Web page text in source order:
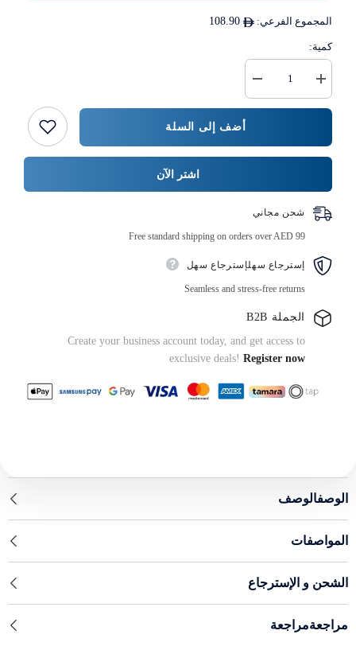
المجموع الفرعي: 108.90
كمية:
كمية
{{
المنتج
زيادة
كمية
وعاء
12
قطعة
أضف إلى السلة
اشتر الآن
شحن مجاني
Free standard shipping on orders over AED 99
إسترجاع سهلإسترجاع سهل
Seamless and stress-free returns
الجملة B2B
Create your business account today, and get access to
exclusive deals! Register now
الوصفالوصف
المواصفات
الشحن و الإسترجاع
مراجعةمراجعة